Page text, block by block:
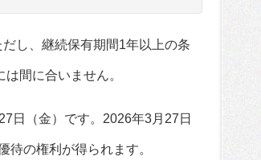
し、継続保有期間1年以上の条
間に合いません。
日（金）です。2026年3月27日
待の権利が得られます。